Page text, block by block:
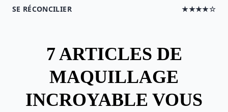
SE RÉCONCILIER ★★★★☆
7 ARTICLES DE
MAQUILLAGE
INCROYABLE VOUS